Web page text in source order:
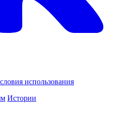
использования
Истории